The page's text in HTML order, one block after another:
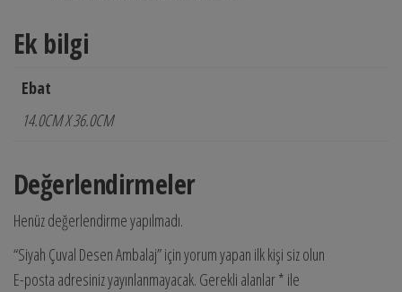
Ek bilgi
Ebat
14.0CM X 36.0CM
Değerlendirmeler
Henüz değerlendirme yapılmadı.
“Siyah Çuval Desen Ambalaj” için yorum yapan ilk kişi siz olun
E-posta adresiniz yayınlanmayacak. Gerekli alanlar* ile